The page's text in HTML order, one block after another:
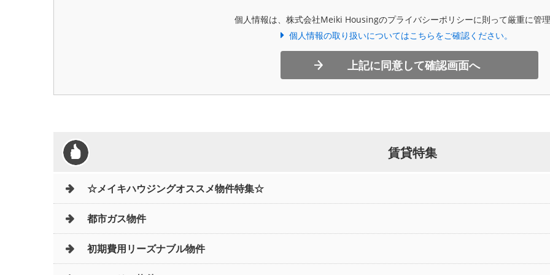
個人情報は、株式会社Meiki Housingのプライバシーポリシーに則って厳重に管理
個人情報の取り扱いについてはこちらをご確認ください。
上記に同意して確認画面へ
賃貸特集
☆メイキハウジングオススメ物件特集☆
都市ガス物件
初期費用リーズナブル物件